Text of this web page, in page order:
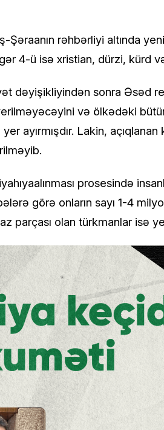
rəhbərliyi altında
4-ü isə xristian, dürzi, kürd
dəyişikliyindən sonra Əsəd
və ölkədəki
ayırmışdır. Lakin,
prosesində
görə onların sayı 1-4
parçası olan türkmanlar isə